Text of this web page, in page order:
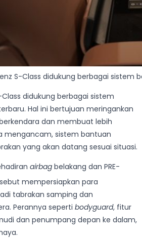
S-Class didukung berbagai sistem
didukung berbagai sistem
Hal ini bertujuan meringankan
dan membuat lebih
mengancam, sistem bantuan
yang akan datang sesuai situasi.
airbag belakang dan PRE-
mempersiapkan para
tabrakan samping dan
Perannya seperti bodyguard, fitur
dan penumpang depan ke dalam,